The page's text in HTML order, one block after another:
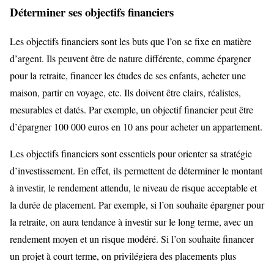
Déterminer ses objectifs financiers
Les objectifs financiers sont les buts que l’on se fixe en matière
d’argent. Ils peuvent être de nature différente, comme épargner
pour la retraite, financer les études de ses enfants, acheter une
maison, partir en voyage, etc. Ils doivent être clairs, réalistes,
mesurables et datés. Par exemple, un objectif financier peut être
d’épargner 100 000 euros en 10 ans pour acheter un appartement.
Les objectifs financiers sont essentiels pour orienter sa stratégie
d’investissement. En effet, ils permettent de déterminer le montant
à investir, le rendement attendu, le niveau de risque acceptable et
la durée de placement. Par exemple, si l’on souhaite épargner pour
la retraite, on aura tendance à investir sur le long terme, avec un
rendement moyen et un risque modéré. Si l’on souhaite financer
un projet à court terme, on privilégiera des placements plus